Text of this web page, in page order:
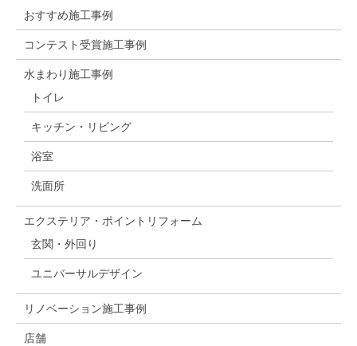
おすすめ施工事例
コンテスト受賞施工事例
水まわり施工事例
トイレ
キッチン・リビング
浴室
洗面所
エクステリア・ポイントリフォーム
玄関・外回り
ユニバーサルデザイン
リノベーション施工事例
店舗